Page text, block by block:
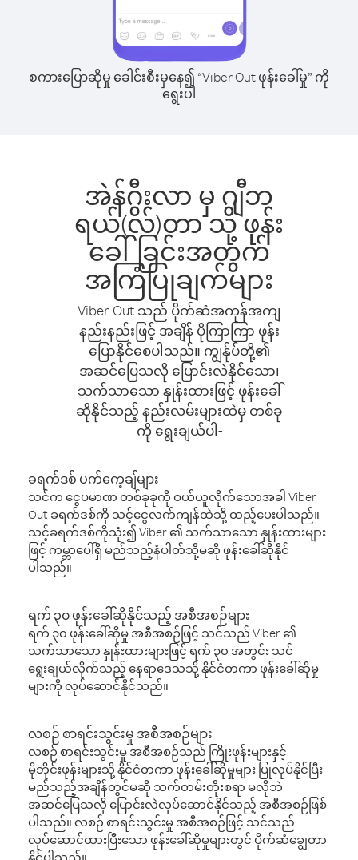
စကားပြောဆိုမှု ခေါင်းစီးမှနေ၍ “Viber Out ဖုန်းခေါ်မှု” ကို
ရွေးပါ
အဲန်ဂွီးလာ မှ ဂျီဘ
ရယ်(လ်)တာ သို့ ဖုန်း
ခေါ်ခြင်းအတွက်
အကြံပြုချက်များ
Viber Out သည် ပိုက်ဆံအကုန်အကျ
နည်းနည်းဖြင့် အချိန် ပိုကြာကြာ ဖုန်း
ပြောနိုင်စေပါသည်။ ကျွန်ုပ်တို့၏
အဆင်ပြေသလို ပြောင်းလဲနိုင်သော၊
သက်သာသော နှုန်းထားဖြင့် ဖုန်းခေါ်
ဆိုနိုင်သည့် နည်းလမ်းများထဲမှ တစ်ခု
ကို ရွေးချယ်ပါ-
ခရက်ဒစ် ပက်ကေ့ချ်များ
သင်က ငွေပမာဏ တစ်ခုခုကို ဝယ်ယူလိုက်သောအခါ Viber
Out ခရက်ဒစ်ကို သင့်ငွေလက်ကျန်ထဲသို့ ထည့်ပေးပါသည်။
သင့်ခရက်ဒစ်ကိုသုံး၍ Viber ၏ သက်သာသော နှုန်းထားများ
ဖြင့် ကမ္ဘာပေါ်ရှိ မည်သည့်နံပါတ်သို့မဆို ဖုန်းခေါ်ဆိုနိုင်
ပါသည်။
ရက် ၃၀ ဖုန်းခေါ်ဆိုနိုင်သည့် အစီအစဉ်များ
ရက် ၃၀ ဖုန်းခေါ်ဆိုမှု အစီအစဉ်ဖြင့် သင်သည် Viber ၏
သက်သာသော နှုန်းထားများဖြင့် ရက် ၃၀ အတွင်း သင်
ရွေးချယ်လိုက်သည့် နေရာဒေသသို့ နိုင်ငံတကာ ဖုန်းခေါ်ဆိုမှု
များကို လုပ်ဆောင်နိုင်သည်။
လစဉ် စာရင်းသွင်းမှု အစီအစဉ်များ
လစဉ် စာရင်းသွင်းမှု အစီအစဉ်သည် ကြိုးဖုန်းများနှင့်
မိုဘိုင်းဖုန်းများသို့ နိုင်ငံတကာ ဖုန်းခေါ်ဆိုမှုများ ပြုလုပ်နိုင်ပြီး
မည်သည့်အချိန်တွင်မဆို သက်တမ်းတိုးစရာ မလိုဘဲ
အဆင်ပြေသလို ပြောင်းလဲလုပ်ဆောင်နိုင်သည့် အစီအစဉ်ဖြစ်
ပါသည်။ လစဉ် စာရင်းသွင်းမှု အစီအစဉ်ဖြင့် သင်သည်
လုပ်ဆောင်ထားပြီးသော ဖုန်းခေါ်ဆိုမှုများတွင် ပိုက်ဆံချွေတာ